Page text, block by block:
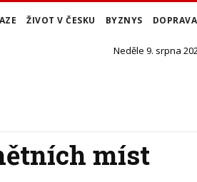
ŽIVOT V ČESKU BYZNYS DOPRAVA
Neděle 9. srpna
míst